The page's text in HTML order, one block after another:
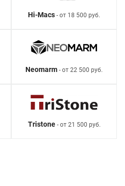
Hi-Macs - от 18 500 руб.
Neomarm - от 22 500 руб.
Tristone- от 21 500 руб.